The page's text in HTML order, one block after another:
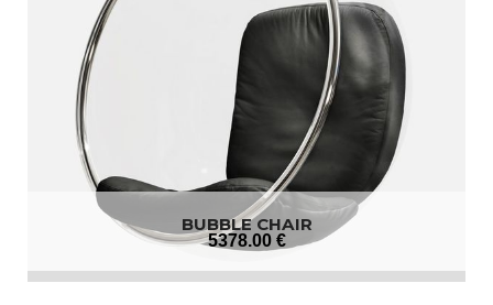
BUBBLE CHAIR
5378.00 €